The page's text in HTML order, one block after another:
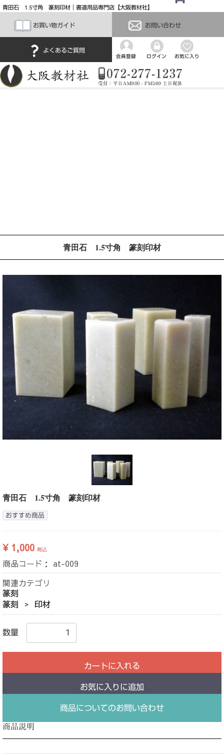
青田石 1.5寸角 篆刻印材｜書道用品専門店【大阪教材社】
お買い物ガイド お問い合わせ
よくあるご質問
会員登録 ログイン お気に入り
青田石 1.5寸角 篆刻印材
青田石 1.5寸角 篆刻印材
おすすめ商品
¥ 1,000 税込
商品コード： at-009
関連カテゴリ
篆刻
篆刻
印材
数量
カートに入れる
お気に入りに追加
商品についてのお問い合わせ
商品説明